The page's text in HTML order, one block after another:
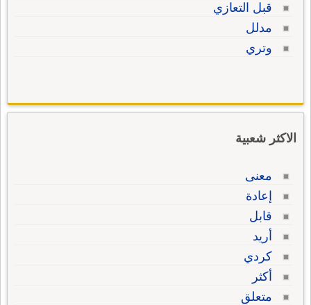
قبل التعازي
مدلل
وتري
الاكثر شعبية
معنى
إعادة
قابل
أريد
كردي
أكثر
متعلق